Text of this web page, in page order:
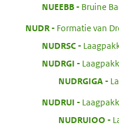
NUEEBB:
Bruine
NUDR:
Formatie van
NUDRSC:
NUDRGI
NUDRGIGA
NUDRUI
NUDRUIOO